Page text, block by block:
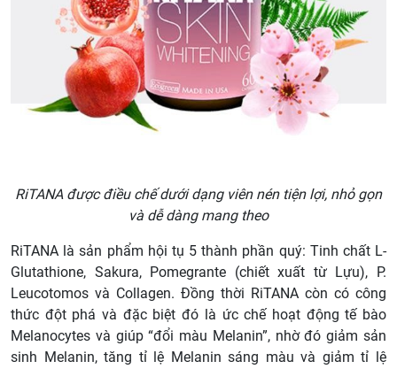
RiTANA được điều chế dưới dạng viên nén tiện lợi, nhỏ gọn
và dễ dàng mang theo
RiTANA là sản phẩm hội tụ 5 thành phần quý: Tinh chất L-
Glutathione, Sakura, Pomegrante (chiết xuất từ Lựu), P.
Leucotomos và Collagen. Đồng thời RiTANA còn có công
thức đột phá và đặc biệt đó là ức chế hoạt động tế bào
Melanocytes và giúp “đổi màu Melanin”, nhờ đó giảm sản
sinh Melanin, tăng tỉ lệ Melanin sáng màu và giảm tỉ lệ